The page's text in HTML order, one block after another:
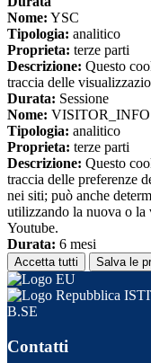
Nome: YSC
Tipologia: analitico
Proprieta: terze parti
Descrizione: Questo
traccia delle
Durata: Sessione
Nome:
Tipologia: analitico
Proprieta: terze parti
Descrizione: Questo
traccia delle preferenze
nei siti; può anche
utilizzando la nuova o la
Youtube.
Durata: 6 mesi
Accetta tutti Salva le
B.SE
Contatti